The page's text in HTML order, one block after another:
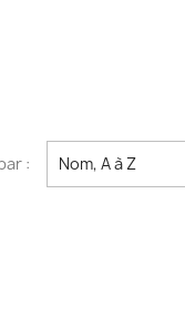
: Nom, A à Z